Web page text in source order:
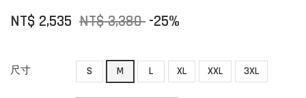
NT$ 2,535 NT$ 3,380 -25%
尺寸 S M L XL XXL 3XL